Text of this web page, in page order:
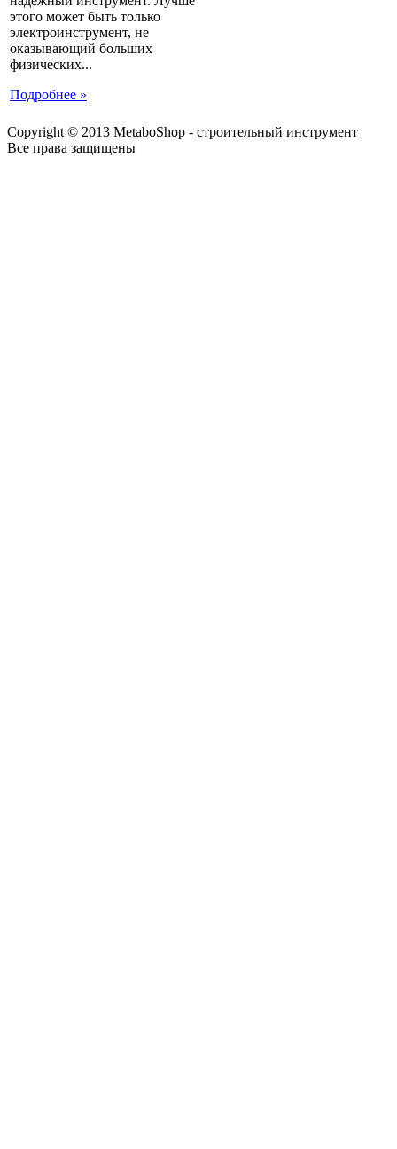
этого может быть только
электроинструмент, не
оказывающий больших
физических...
Подробнее »
Copyright © 2013 MetaboShop - строительный инструмент
Все права защищены